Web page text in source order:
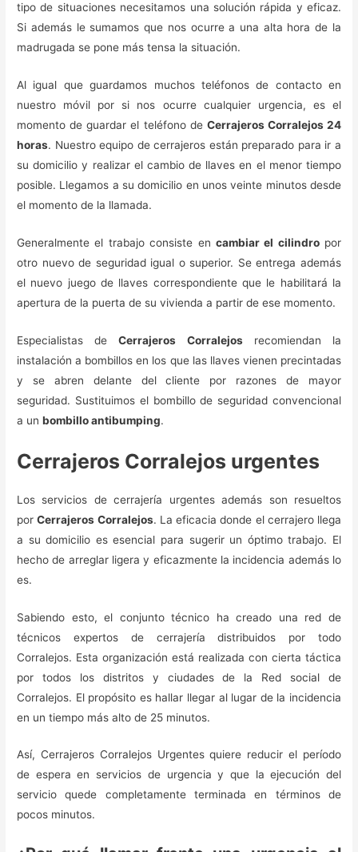
tipo de situaciones necesitamos una solución rápida y eficaz.
Si además le sumamos que nos ocurre a una alta hora de la
madrugada se pone más tensa la situación.
Al igual que guardamos muchos teléfonos de contacto en
nuestro móvil por si nos ocurre cualquier urgencia, es el
momento de guardar el teléfono de Cerrajeros Corralejos 24
horas. Nuestro equipo de cerrajeros están preparado para ir a
su domicilio y realizar el cambio de llaves en el menor tiempo
posible. Llegamos a su domicilio en unos veinte minutos desde
el momento de la llamada.
Generalmente el trabajo consiste en cambiar el cilindropor
otro nuevo de seguridad igual o superior. Se entrega además
el nuevo juego de llaves correspondiente que le habilitará la
apertura de la puerta de su vivienda a partir de ese momento.
Especialistas deCerrajeros Corralejosrecomiendan la
instalación a bombillos en los que las llaves vienen precintadas
y se abren delante del cliente por razones de mayor
seguridad. Sustituimos el bombillo de seguridad convencional
a unbombillo antibumping.
Cerrajeros Corralejos urgentes
Los servicios de cerrajería urgentes además son resueltos
porCerrajeros Corralejos. La eficacia donde el cerrajero llega
a su domicilio es esencial para sugerir un óptimo trabajo. El
hecho de arreglar ligera y eficazmente la incidencia además lo
es.
Sabiendo esto, el conjunto técnico ha creado una red de
técnicos expertos de cerrajería distribuidos por todo
Corralejos. Esta organización está realizada con cierta táctica
por todos los distritos y ciudades de la Red social de
Corralejos. El propósito es hallar llegar al lugar de la incidencia
en un tiempo más alto de 25 minutos.
Así, Cerrajeros Corralejos Urgentes quiere reducir el período
de espera en servicios de urgencia y que la ejecución del
servicio quede completamente terminada en términos de
pocos minutos.